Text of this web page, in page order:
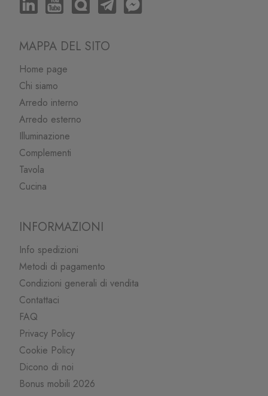
MAPPA DEL SITO
Home page
Chi siamo
Arredo interno
Arredo esterno
Illuminazione
Complementi
Tavola
Cucina
INFORMAZIONI
Info spedizioni
Metodi di pagamento
Condizioni generali di vendita
Contattaci
FAQ
Privacy Policy
Cookie Policy
Dicono di noi
Bonus mobili 2026